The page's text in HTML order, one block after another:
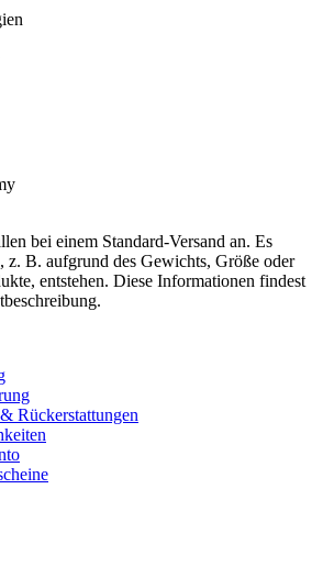
bei einem Standard-Versand an. Es
z. B. aufgrund des Gewichts, Größe oder
entstehen. Diese Informationen findest
Rückerstattungen